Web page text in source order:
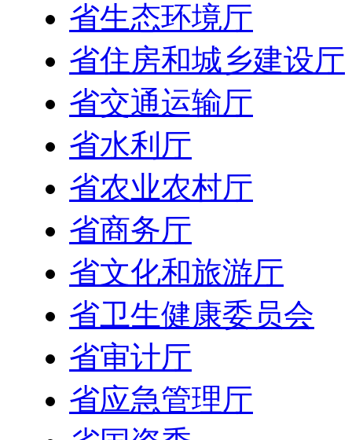
省生态环境厅
省住房和城乡建设厅
省交通运输厅
省水利厅
省农业农村厅
省商务厅
省文化和旅游厅
省卫生健康委员会
省审计厅
省应急管理厅